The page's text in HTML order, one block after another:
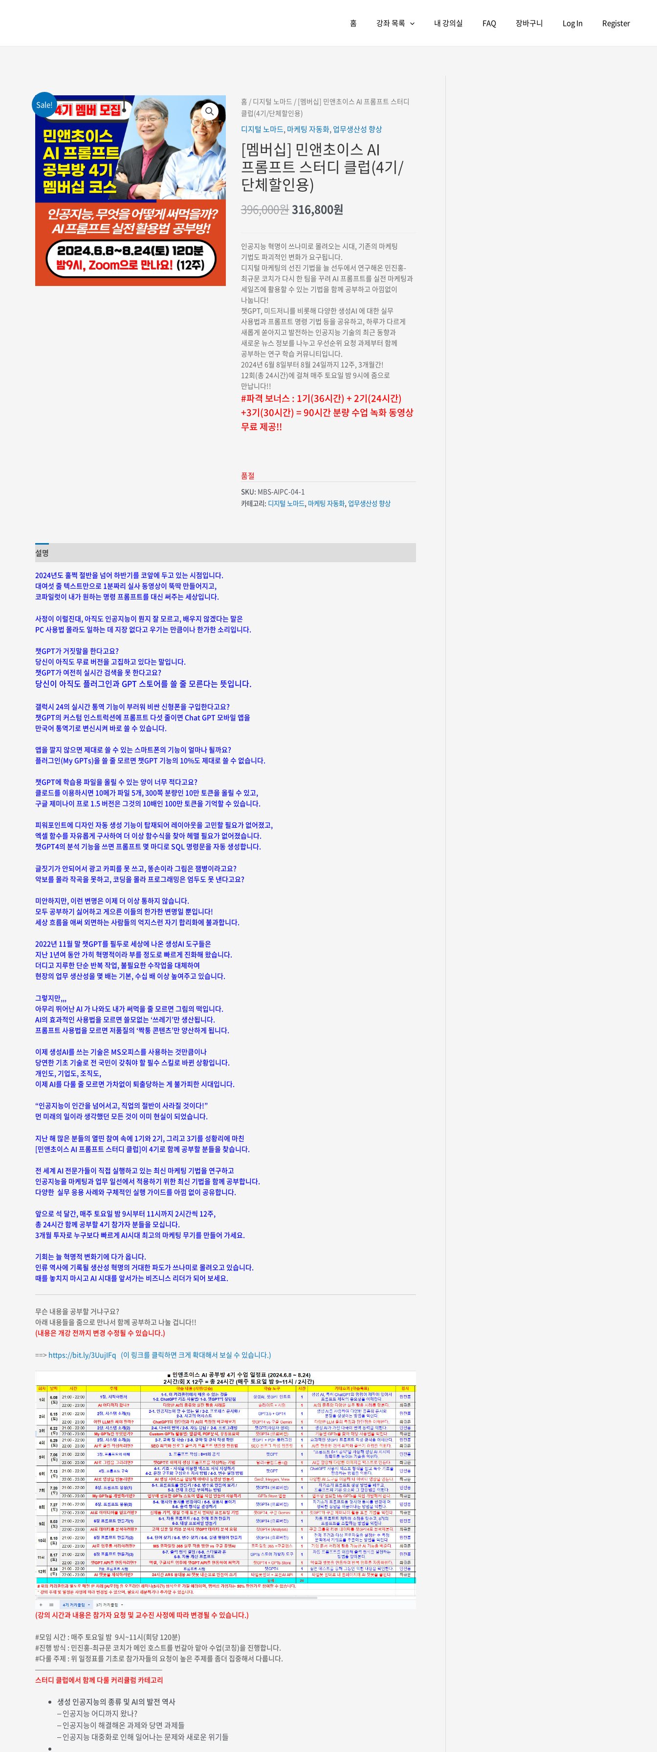
홈 강좌 목록 내 강의실 FAQ 장바구니 Log In Register
Sale! 홈 / 디지털 노마드 / [멤버십] 민앤초이스 AI 프롬프트 스터디
클럽(4기/단체할인용)
디지털 노마드, 마케팅 자동화, 업무생산성 향상
[멤버십] 민앤초이스 AI
프롬프트 스터디 클럽(4기/
단체할인용)
396,000원원래
396,000원.
316,800원
316,800원.
인공지능 혁명이 쓰나미로 몰려오는 시대, 기존의 마케팅
기법도 파괴적인 변화가 요구됩니다.
디지털 마케팅의 선진 기법을 늘 선두에서 연구해온 민진홍-
최규문 코치가 다시 한 팀을 꾸려 AI 프롬프트를 실전 마케팅과
세일즈에 활용할 수 있는 기법을 함께 공부하고 아낌없이
나눕니다!
챗GPT, 미드저니를 비롯해 다양한 생성AI 에 대한 실무
사용법과 프롬프트 명령 기법 등을 공유하고, 하루가 다르게
새롭게 쏟아지고 발전하는 인공지능 기술의 최근 동향과
새로운 뉴스 정보를 나누고 우선순위 요청 과제부터 함께
공부하는 연구 학습 커뮤니티입니다.
2024년 6월 8일부터 8월 24일까지 12주, 3개월간!
12회(총 24시간)에 걸쳐 매주 토요일 밤 9시에 줌으로
만납니다!!
#파격 보너스 : 1기(36시간) + 2기(24시간)
+3기(30시간) = 90시간 분량 수업 녹화 동영상
무료 제공!!
품절
SKU: MBS-AIPC-04-1
카테고리: 디지털 노마드, 마케팅 자동화, 업무생산성 향상
설명
2024년도 훌쩍 절반을 넘어 하반기를 코앞에 두고 있는 시점입니다.
대여섯 줄 텍스트만으로 1분짜리 실사 동영상이 뚝딱 만들어지고,
코파일럿이 내가 원하는 명령 프롬프트를 대신 써주는 세상입니다.
사정이 이럴진대, 아직도 인공지능이 뭔지 잘 모르고, 배우지 않겠다는 말은
PC 사용법 몰라도 일하는 데 지장 없다고 우기는 만큼이나 한가한 소리입니다.
챗GPT가 거짓말을 한다고요?
당신이 아직도 무료 버전을 고집하고 있다는 말입니다.
챗GPT가 여전히 실시간 검색을 못 한다고요?
당신이 아직도 플러그인과 GPT 스토어를 쓸 줄 모른다는 뜻입니다.
갤럭시 24의 실시간 통역 기능이 부러워 비싼 신형폰을 구입한다고요?
챗GPT의 커스텀 인스트럭션에 프롬프트 다섯 줄이면 Chat GPT 모바일 앱을
만국어 통역기로 변신시켜 바로 쓸 수 있습니다.
앱을 깔지 않으면 제대로 쓸 수 있는 스마트폰의 기능이 얼마나 될까요?
플러그인(My GPTs)을 쓸 줄 모르면 챗GPT 기능의 10%도 제대로 쓸 수 없습니다.
챗GPT에 학습용 파일을 올릴 수 있는 양이 너무 적다고요?
클로드를 이용하시면 10메가 파일 5개, 300쪽 분량인 10만 토큰을 올릴 수 있고,
구글 제미나이 프로 1.5 버전은 그것의 10배인 100만 토큰을 기억할 수 있습니다.
피워포인트에 디자인 자동 생성 기능이 탑재되어 레이아웃을 고민할 필요가 없어졌고,
엑셀 함수를 자유롭게 구사하여 더 이상 함수식을 찾아 헤맬 필요가 없어졌습니다.
챗GPT4의 분석 기능을 쓰면 프롬프트 몇 마디로 SQL 명령문을 자동 생성합니다.
글짓기가 안되어서 광고 카피를 못 쓰고, 똥손이라 그림은 잼병이라고요?
악보를 몰라 작곡을 못하고, 코딩을 몰라 프로그래밍은 엄두도 못 낸다고요?
미안하지만, 이런 변명은 이제 더 이상 통하지 않습니다.
모두 공부하기 싫어하고 게으른 이들의 한가한 변명일 뿐입니다!
세상 흐름을 애써 외면하는 사람들의 억지스런 자기 합리화에 불과합니다.
2022년 11월 말 챗GPT를 필두로 세상에 나온 생성AI 도구들은
지난 1년여 동안 가히 혁명적이라 부를 정도로 빠르게 진화해 왔습니다.
더디고 지루한 단순 반복 작업, 불필요한 수작업을 대체하여
현장의 업무 생산성을 몇 배는 기본, 수십 배 이상 높여주고 있습니다.
그렇지만,,,
아무리 뛰어난 AI 가 나와도 내가 써먹을 줄 모르면 그림의 떡입니다.
AI의 효과적인 사용법을 모르면 쓸모없는 ‘쓰레기’만 생산됩니다.
프롬프트 사용법을 모르면 저품질의 ‘짝퉁 콘텐츠’만 양산하게 됩니다.
이제 생성AI를 쓰는 기술은 MS오피스를사용하는 것만큼이나
당연한 기초 기술로 전 국민이 갖춰야 할 필수 스킬로 바뀐 상황입니다.
개인도, 기업도, 조직도,
이제 AI를 다룰 줄 모르면 가차없이 퇴출당하는 게 불가피한 시대입니다.
“인공지능이 인간을 넘어서고, 직업의 절반이 사라질 것이다!”
먼 미래의 일이라 생각했던 모든 것이 이미 현실이 되었습니다.
지난 해 많은 분들의 열띤 참여 속에 1기와 2기, 그리고 3기를 성황리에 마친
[민앤초이스 AI 프롬프트 스터디 클럽]이 4기로 함께 공부할 분들을 찾습니다.
전 세계 AI 전문가들이 직접 실행하고 있는 최신 마케팅 기법을 연구하고
인공지능을 마케팅과 업무 일선에서 적용하기 위한 최신 기법을 함께 공부합니다.
다양한 실무 응용 사례와 구체적인 실행 가이드를 아낌 없이 공유합니다.
앞으로 석 달간, 매주 토요일 밤 9시부터 11시까지 2시간씩 12주,
총 24시간 함께 공부할 4기 참가자 분들을 모십니다.
3개월 투자로 누구보다 빠르게 AI시대 최고의 마케팅 무기를 만들어 가세요.
기회는 늘 혁명적 변화기에 다가 옵니다.
인류 역사에 기록될 생산성 혁명의 거대한 파도가 쓰나미로 몰려오고 있습니다.
때를 놓치지 마시고 AI 시대를 앞서가는 비즈니스 리더가 되어 보세요.
무슨 내용을 공부할 거냐구요?
아래 내용들을 줌으로 만나서 함께 공부하고 나눌 겁니다!!
(내용은 개강 전까지 변경 수정될 수 있습니다.)
==> https://bit.ly/3UujIFq (이 링크를 클릭하면 크게 확대해서 보실 수 있습니다.)
(강의 시간과 내용은 참가자 요청 및 교수진 사정에 따라 변경될 수 있습니다.)
#모임 시간 : 매주 토요일 밤 9시~11시(회당 120분)
#진행 방식 : 민진홍-최규문 코치가 메인 호스트를 번갈아 맡아 수업(코칭)을 진행합니다.
#다룰 주제 : 위 일정표를 기초로 참가자들의 요청이 높은 주제를 좀더 집중해서 다룹니다.
——————————————————–
스터디 클럽에서 함께 다룰 커리큘럼 카테고리
생성 인공지능의 종류 및 AI의 발전 역사
– 인공지능 어디까지 왔나?
– 인공지능이 해결해온 과제와 당면 과제들
– 인공지능 대중화로 인해 일어나는 문제와 새로운 위기들